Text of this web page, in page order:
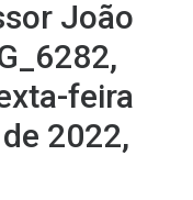
João
feira
2022,